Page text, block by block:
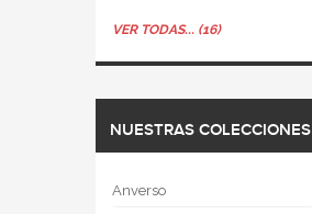
VER TODAS... (16)
NUESTRAS COLECCIONES
Anverso